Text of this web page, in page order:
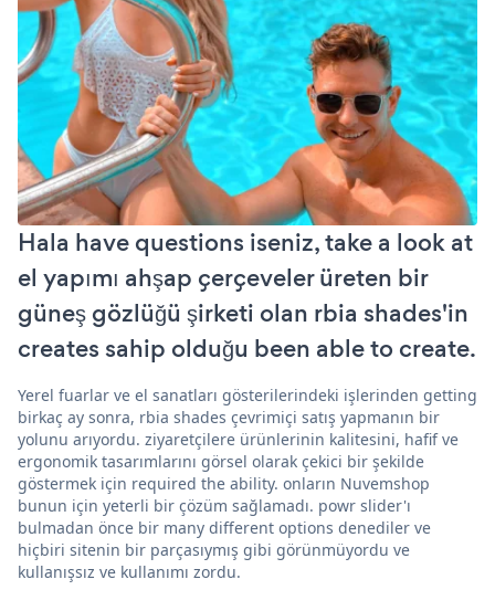
Hala have questions iseniz, take a look at
el yapımı ahşap çerçeveler üreten bir
güneş gözlüğü şirketi olan rbia shades'in
creates sahip olduğu been able to create.
Yerel fuarlar ve el sanatları gösterilerindeki işlerinden getting
birkaç ay sonra, rbia shades çevrimiçi satış yapmanın bir
yolunu arıyordu. ziyaretçilere ürünlerinin kalitesini, hafif ve
ergonomik tasarımlarını görsel olarak çekici bir şekilde
göstermek için required the ability. onların Nuvemshop
bunun için yeterli bir çözüm sağlamadı. powr slider'ı
bulmadan önce bir many different options denediler ve
hiçbiri sitenin bir parçasıymış gibi görünmüyordu ve
kullanışsız ve kullanımı zordu.